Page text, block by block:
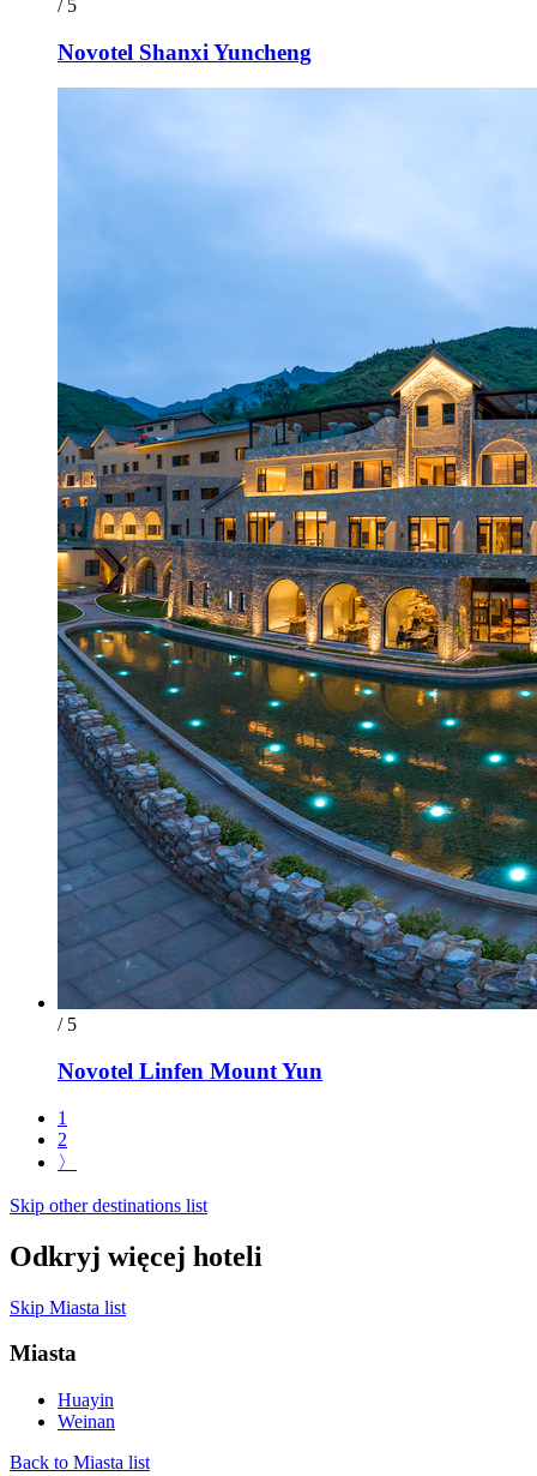
/ 5
Novotel Shanxi Yuncheng
/ 5
Novotel Linfen Mount Yun
1
2
〉
Skip other destinations list
Odkryj więcej hoteli
Skip Miasta list
Miasta
Huayin
Weinan
Back to Miasta list